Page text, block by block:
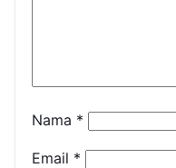
Nama *
Email *